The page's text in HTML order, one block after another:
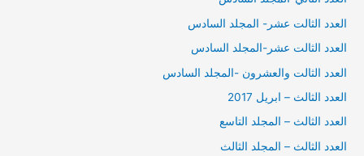
العدد الثالت عشر- المجلد السادس
العدد الثالت عشر-المجلد السادس
العدد الثالت والعشرون -المجلد السادس
العدد الثالث – ابريل 2017
العدد الثالث – المجلد التاسع
العدد الثالث – المجلد الثالث